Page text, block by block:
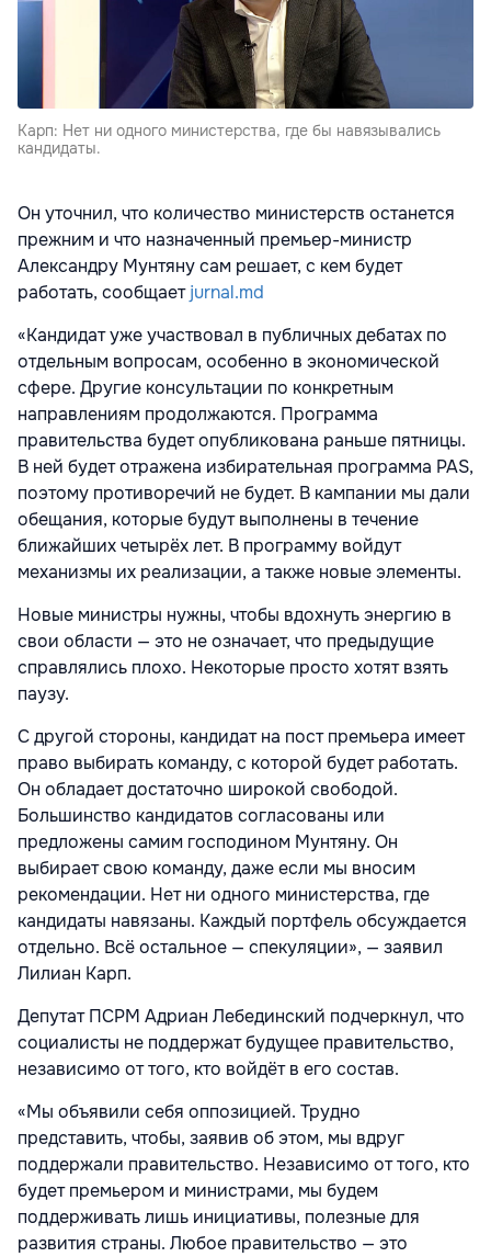
Карп: Нет ни одного министерства, где бы навязывались
кандидаты.
Он уточнил, что количество министерств останется
прежним и что назначенный премьер-министр
Александру Мунтяну сам решает, с кем будет
работать, сообщаетjurnal.md
«Кандидат уже участвовал в публичных дебатах по
отдельным вопросам, особенно в экономической
сфере. Другие консультации по конкретным
направлениям продолжаются. Программа
правительства будет опубликована раньше пятницы.
В ней будет отражена избирательная программа PAS,
поэтому противоречий не будет. В кампании мы дали
обещания, которые будут выполнены в течение
ближайших четырёх лет. В программу войдут
механизмы их реализации, а также новые элементы.
Новые министры нужны, чтобы вдохнуть энергию в
свои области — это не означает, что предыдущие
справлялись плохо. Некоторые просто хотят взять
паузу.
С другой стороны, кандидат на пост премьера имеет
право выбирать команду, с которой будет работать.
Он обладает достаточно широкой свободой.
Большинство кандидатов согласованы или
предложены самим господином Мунтяну. Он
выбирает свою команду, даже если мы вносим
рекомендации. Нет ни одного министерства, где
кандидаты навязаны. Каждый портфель обсуждается
отдельно. Всё остальное — спекуляции», — заявил
Лилиан Карп.
Депутат ПСРМ Адриан Лебединский подчеркнул, что
социалисты не поддержат будущее правительство,
независимо от того, кто войдёт в его состав.
«Мы объявили себя оппозицией. Трудно
представить, чтобы, заявив об этом, мы вдруг
поддержали правительство. Независимо от того, кто
будет премьером и министрами, мы будем
поддерживать лишь инициативы, полезные для
развития страны. Любое правительство — это